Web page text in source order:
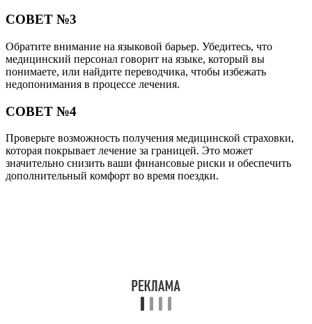
СОВЕТ №3
Обратите внимание на языковой барьер. Убедитесь, что
медицинский персонал говорит на языке, который вы
понимаете, или найдите переводчика, чтобы избежать
недопонимания в процессе лечения.
СОВЕТ №4
Проверьте возможность получения медицинской страховки,
которая покрывает лечение за границей. Это может
значительно снизить ваши финансовые риски и обеспечить
дополнительный комфорт во время поездки.